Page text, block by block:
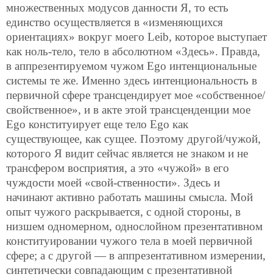
множественных модусов данности Я, то есть
единство осуществляется в «изменяющихся
ориентациях» вокруг моего Leib, которое выступает
как ноль-тело, тело в абсолютном «Здесь». Правда,
в аппрезентируемом чужом Ego интенциональные
системы те же. Именно здесь интенциональность в
первичной сфере трансцендирует мое «собственное/
свойственное», и в акте этой трансценденции мое
Ego конституирует еще тело Ego как
существующее, как сущее. Поэтому другой/чужой,
которого Я видит сейчас является не знаком и не
трансфером восприятия, а это «чужой» в его
чуждости моей «свой-ственности». Здесь и
начинают активно работать машины смысла. Мой
опыт чужого раскрывается, с одной стороны, в
низшем одномерном, однослойном презентативном
конституировании чужого тела в моей первичной
сфере; а с другой — в аппрезентативном измерении,
синтетически совпадающим с презентативной